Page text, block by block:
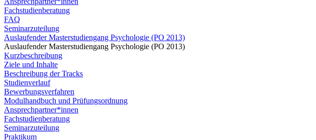
Fachstudienberatung
FAQ
Seminarzuteilung
Auslaufender Masterstudiengang Psychologie (PO 2013)
Auslaufender Masterstudiengang Psychologie (PO 2013)
Kurzbeschreibung
Ziele und Inhalte
Beschreibung der Tracks
Studienverlauf
Bewerbungsverfahren
Modulhandbuch und Prüfungsordnung
Ansprechpartner*innen
Fachstudienberatung
Seminarzuteilung
Praktikum